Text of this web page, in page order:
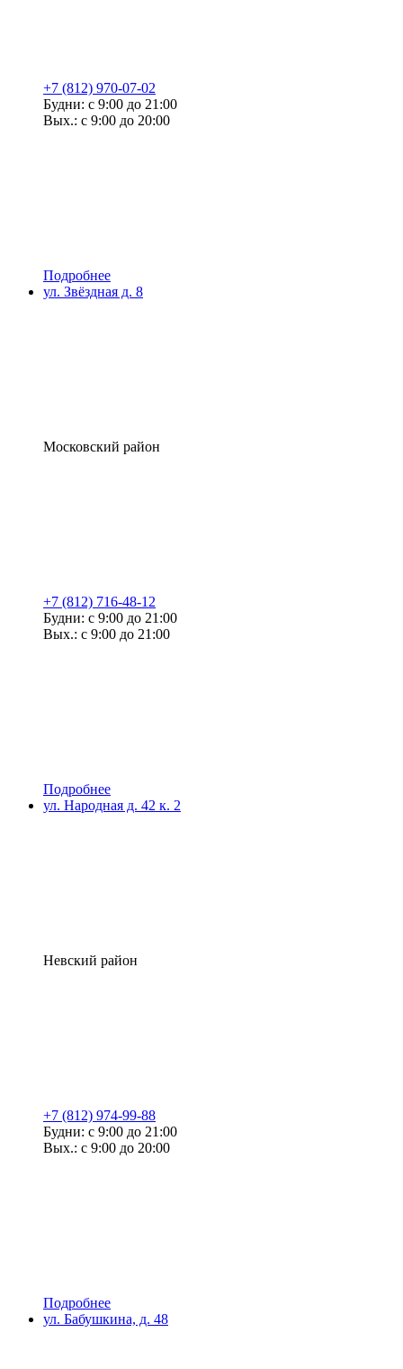
+7 (812) 970-07-02
Будни: с 9:00 до 21:00
Вых.: с 9:00 до 20:00
Подробнее
ул. Звёздная д. 8
Московский район
+7 (812) 716-48-12
Будни: с 9:00 до 21:00
Вых.: с 9:00 до 21:00
Подробнее
ул. Народная д. 42 к. 2
Невский район
+7 (812) 974-99-88
Будни: с 9:00 до 21:00
Вых.: с 9:00 до 20:00
Подробнее
ул. Бабушкина, д. 48